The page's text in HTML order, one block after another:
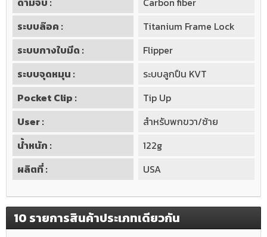
ระบบล๊อค :
Titanium Frame Lock
ระบบกางใบมีด :
Flipper
ระบบจุดหมุน :
ระบบลูกปืน KVT
Pocket Clip :
Tip Up
User :
สำหรับพกขวา/ซ้าย
น้ำหนัก :
122g
ผลิตที่ :
USA
10 รายการสินค้าประเภทเดียวกัน